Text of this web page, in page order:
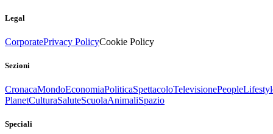
Legal
CorporatePrivacy PolicyCookie Policy
Sezioni
CronacaMondoEconomiaPoliticaSpettacoloTelevisionePeople
PlanetCulturaSaluteScuolaAnimaliSpazio
Speciali